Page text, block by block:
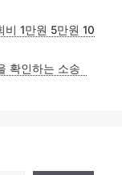
1만원 5만원 10
확인하는 소송